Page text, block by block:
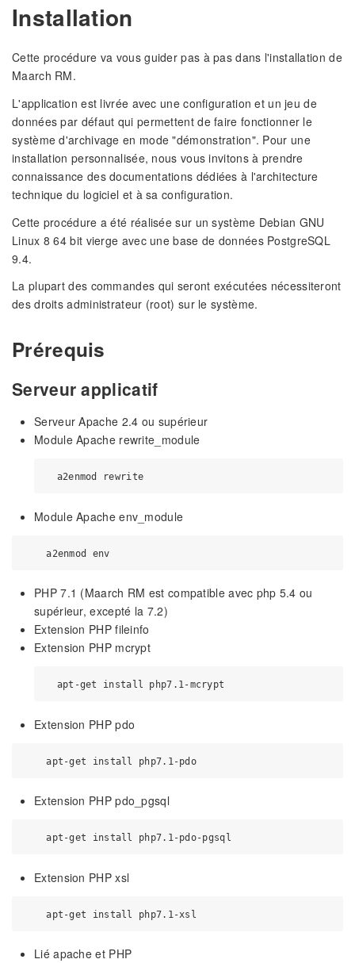
Installation
Cette procédure va vous guider pas à pas dans l'installation de
Maarch RM.
L'application est livrée avec une configuration et un jeu de
données par défaut qui permettent de faire fonctionner le
système d'archivage en mode "démonstration". Pour une
installation personnalisée, nous vous invitons à prendre
connaissance des documentations dédiées à l'architecture
technique du logiciel et à sa configuration.
Cette procédure a été réalisée sur un système Debian GNU
Linux 8 64 bit vierge avec une base de données PostgreSQL
9.4.
La plupart des commandes qui seront exécutées nécessiteront
des droits administrateur (root) sur le système.
Prérequis
Serveur applicatif
Serveur Apache 2.4 ou supérieur
Module Apache rewrite_module
Module Apache env_module
PHP 7.1 (Maarch RM est compatible avec php 5.4 ou
supérieur, excepté la 7.2)
Extension PHP fileinfo
Extension PHP mcrypt
Extension PHP pdo
Extension PHP pdo_pgsql
Extension PHP xsl
Lié apache et PHP